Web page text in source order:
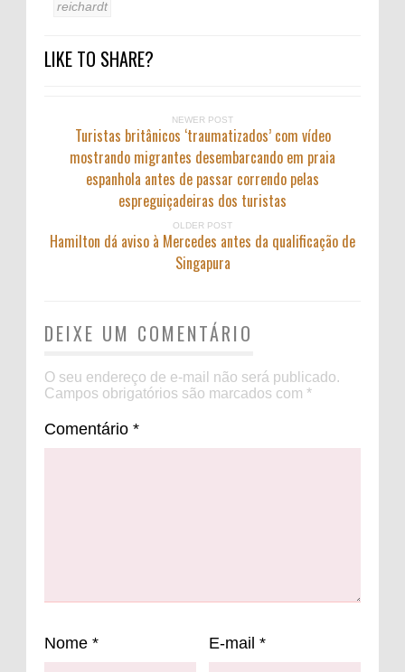
reichardt
LIKE TO SHARE?
NEWER POST
Turistas britânicos ‘traumatizados’ com vídeo
mostrando migrantes desembarcando em praia
espanhola antes de passar correndo pelas
espreguiçadeiras dos turistas
OLDER POST
Hamilton dá aviso à Mercedes antes da qualificação de
Singapura
DEIXE UM COMENTÁRIO
O seu endereço de e-mail não será publicado.
Campos obrigatórios são marcados com *
Comentário *
Nome * E-mail *